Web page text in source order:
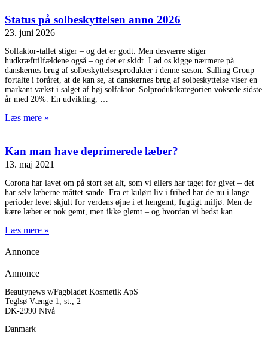
Status på solbeskyttelsen anno 2026
23. juni 2026
Solfaktor-tallet stiger – og det er godt. Men desværre stiger
hudkræfttilfældene også – og det er skidt. Lad os kigge nærmere på
danskernes brug af solbeskyttelsesprodukter i denne sæson. Salling Group
fortalte i foråret, at de kan se, at danskernes brug af solbeskyttelse viser en
markant vækst i salget af høj solfaktor. Solproduktkategorien voksede sidste
år med 20%. En udvikling,
Læs mere »
Kan man have deprimerede læber?
13. maj 2021
Corona har lavet om på stort set alt, som vi ellers har taget for givet – det
har selv læberne måttet sande. Fra et kulørt liv i frihed har de nu i lange
perioder levet skjult for verdens øjne i et hengemt, fugtigt miljø. Men de
kære læber er nok gemt, men ikke glemt – og hvordan vi bedst kan
Læs mere »
Annonce
Annonce
Beautynews v/Fagbladet Kosmetik ApS
Teglsø Vænge 1, st., 2
DK-2990 Nivå
Danmark